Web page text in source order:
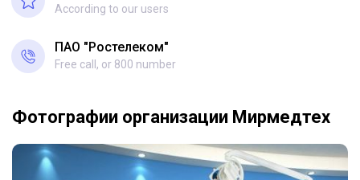
According to our users
ПАО "Ростелеком"
Free call, or 800 number
Фотографии организации Мирмедтех